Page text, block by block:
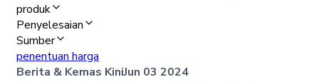
produk
Penyelesaian
Sumber
penentuan harga
Berita & Kemas KiniJun 03 2024